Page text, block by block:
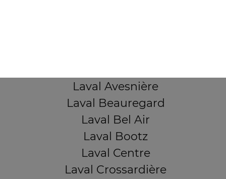
Laval Avesnière
Laval Beauregard
Laval Bel Air
Laval Bootz
Laval Centre
Laval Crossardière